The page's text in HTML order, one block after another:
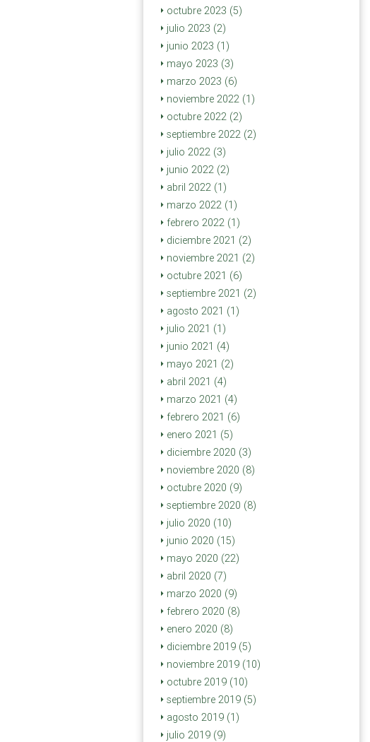
octubre 2023 (5)
julio 2023 (2)
junio 2023 (1)
mayo 2023 (3)
marzo 2023 (6)
noviembre 2022 (1)
octubre 2022 (2)
septiembre 2022 (2)
julio 2022 (3)
junio 2022 (2)
abril 2022 (1)
marzo 2022 (1)
febrero 2022 (1)
diciembre 2021 (2)
noviembre 2021 (2)
octubre 2021 (6)
septiembre 2021 (2)
agosto 2021 (1)
julio 2021 (1)
junio 2021 (4)
mayo 2021 (2)
abril 2021 (4)
marzo 2021 (4)
febrero 2021 (6)
enero 2021 (5)
diciembre 2020 (3)
noviembre 2020 (8)
octubre 2020 (9)
septiembre 2020 (8)
julio 2020 (10)
junio 2020 (15)
mayo 2020 (22)
abril 2020 (7)
marzo 2020 (9)
febrero 2020 (8)
enero 2020 (8)
diciembre 2019 (5)
noviembre 2019 (10)
octubre 2019 (10)
septiembre 2019 (5)
agosto 2019 (1)
julio 2019 (9)